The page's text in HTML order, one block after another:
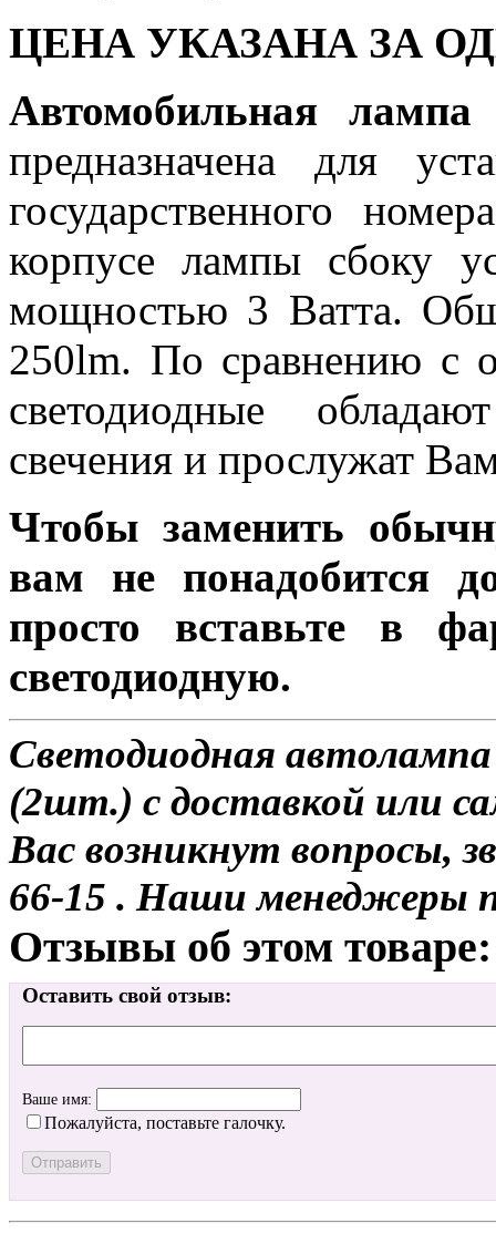
ЦЕНА УКАЗАНА ЗА
Автомобильная
предназначена для
государственного
корпусе лампы сбоку
мощностью 3 Ватта.
250lm. По сравнению с
светодиодные
свечения и прослужат
Чтобы заменить
вам не понадобится
просто вставьте в
светодиодную.
Светодиодная
(2шт.) с доставкой или
Вас возникнут вопросы,
66-15 . Наши менеджеры
Отзывы об этом товаре:
Оставить свой отзыв:
Ваше имя:
Пожалуйста, поставьте галочку.